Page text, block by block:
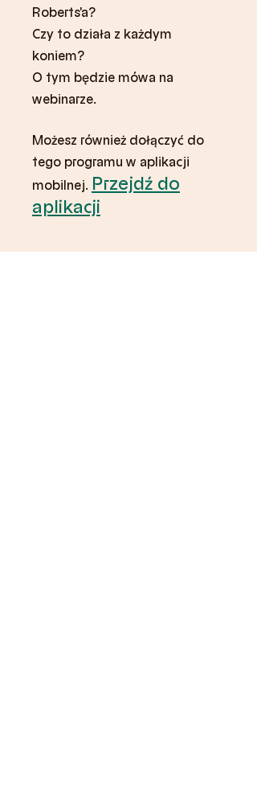
Roberts'a?
Czy to działa z każdym
koniem?
O tym będzie mówa na
Możesz również dołączyć do
tego programu w aplikacji
mobilnej. Przejdź do
aplikacji